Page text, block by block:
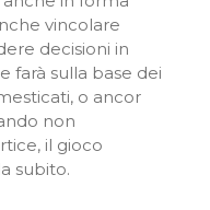
vincolare
decisioni in
farà sulla base dei
o ancor
non
il gioco
subito.